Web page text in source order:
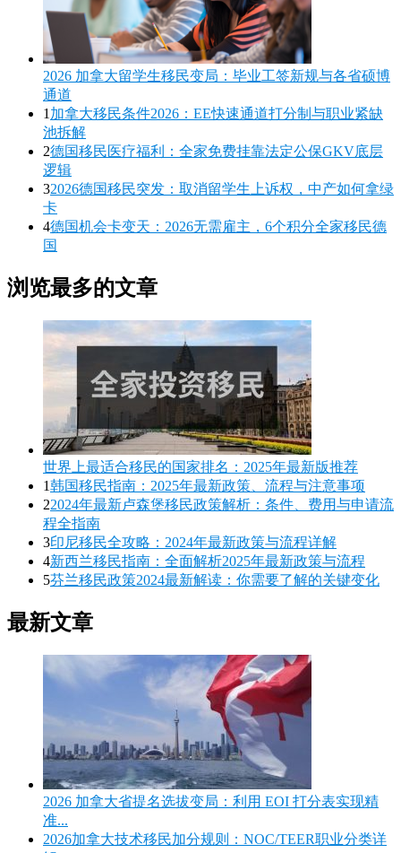
2026 加拿大留学生移民变局：毕业工签新规与各省硕博
通道
1 加拿大移民条件2026：EE快速通道打分制与职业紧缺
池拆解
2德国移民医疗福利：全家免费挂靠法定公保GKV底层
逻辑
32026德国移民突发：取消留学生上诉权，中产如何拿绿
卡
4德国机会卡变天：2026无需雇主，6个积分全家移民德
国
浏览最多的文章
世界上最适合移民的国家排名：2025年最新版推荐
1韩国移民指南：2025年最新政策、流程与注意事项
22024年最新卢森堡移民政策解析：条件、费用与申请流
程全指南
3印尼移民全攻略：2024年最新政策与流程详解
4新西兰移民指南：全面解析2025年最新政策与流程
5芬兰移民政策2024最新解读：你需要了解的关键变化
最新文章
2026 加拿大省提名选拔变局：利用 EOI 打分表实现精
准...
2026加拿大技术移民加分规则：NOC/TEER职业分类详